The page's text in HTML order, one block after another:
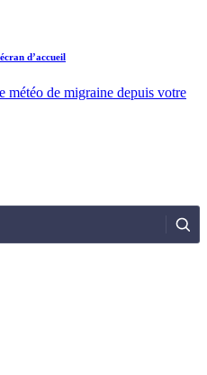
d’accueil
météo de migraine depuis votre